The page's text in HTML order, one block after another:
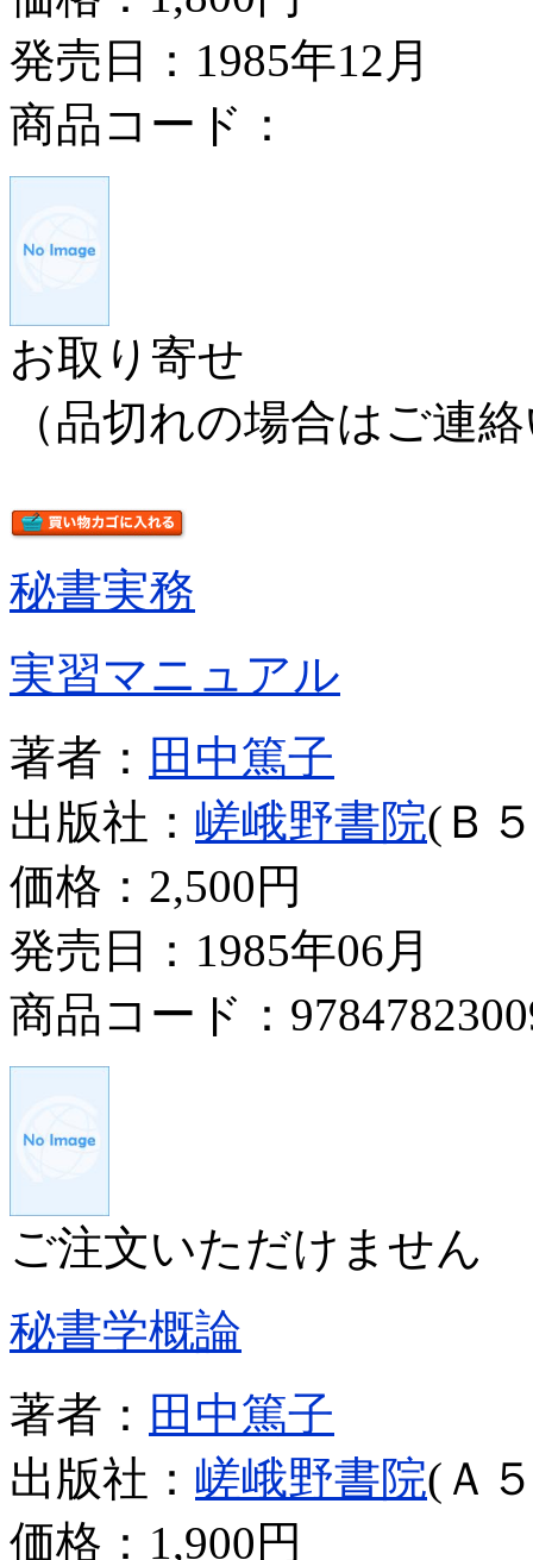
発売日：1985年12月
商品コード：
お取り寄せ
（品切れの場合はご連
秘書実務
実習マニュアル
著者： 田中篤子
出版社： 嵯峨野書院(Ｂ
価格： 2,500円
発売日：1985年06月
商品コード：
ご注文いただけません
秘書学概論
著者： 田中篤子
出版社： 嵯峨野書院(Ａ
価格： 1,900円